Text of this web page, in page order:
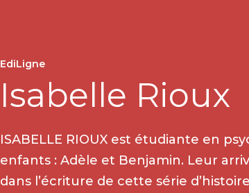
EdiLigne
Isabelle Rioux
ISABELLE RIOUX est étudiante en
enfants : Adèle et Benjamin. Leur
dans l’écriture de cette série